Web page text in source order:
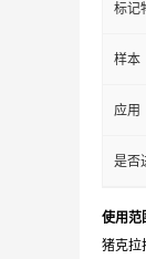
标记
样本
应用
是否
使用范
猪克拉